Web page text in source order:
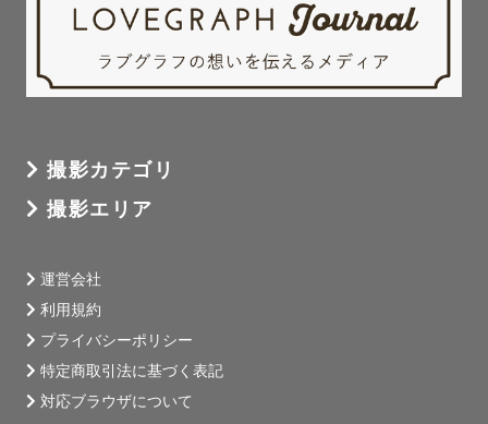
撮影カテゴリ
撮影エリア
運営会社
利用規約
プライバシーポリシー
特定商取引法に基づく表記
対応ブラウザについて